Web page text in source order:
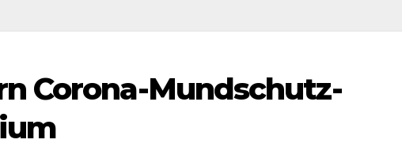
Corona-Mundschutz-